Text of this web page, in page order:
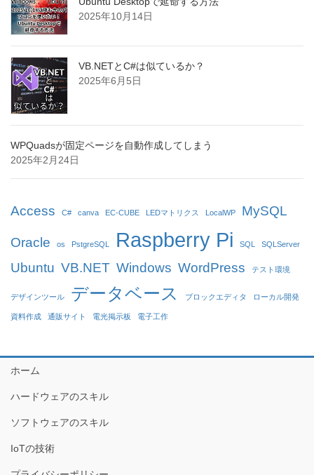
2025年10月14日
VB.NETとC#は似ているか？
2025年6月5日
WPQuadsが固定ページを自動作成してしまう
2025年2月24日
Access C# canva EC-CUBE LEDマトリクス LocalWP MySQL
Oracle os PstgreSQL Raspberry Pi SQL SQLServer
Ubuntu VB.NET Windows WordPress テスト環境
デザインツール データベース ブロックエディタ ローカル開発
資料作成 通販サイト 電光掲示板 電子工作
ホーム
ハードウェアのスキル
ソフトウェアのスキル
IoTの技術